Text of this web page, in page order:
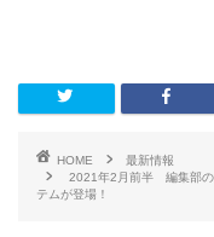
HOME
最新情報
2021年2月前半 編集部の
テムが登場！